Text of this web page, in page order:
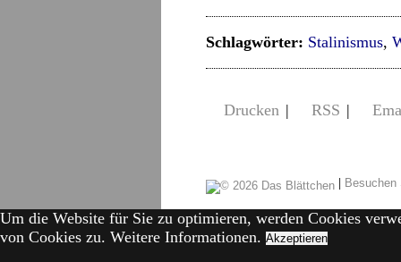
Schlagwörter: Stalinismus,
Drucken | RSS |
|
Um die Website für Sie zu optimieren, werden Cookies
von Cookies zu. Weitere Informationen. Akzeptieren